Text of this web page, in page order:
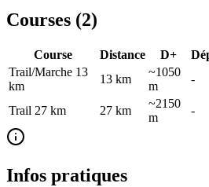
Courses (2)
Course Distance D+
Trail/Marche 13
km
13 km
~1050
m
-
Trail 27 km
27 km
~2150
m
-
Infos pratiques